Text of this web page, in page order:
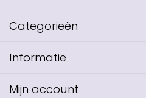
Categorieën
Informatie
Mijn account